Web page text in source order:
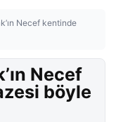
Necef kentinde
Necef
böyle